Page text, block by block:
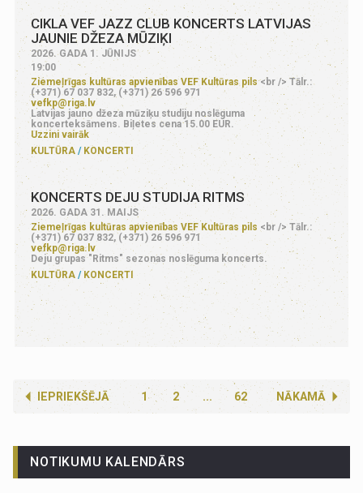
CIKLA VEF JAZZ CLUB KONCERTS LATVIJAS
JAUNIE DŽEZA MŪZIĶI
2026. GADA 1. JŪNIJS
19:00
Ziemeļrīgas kultūras apvienības VEF Kultūras pils<br /> Tālr.:
(+371) 67 037 832, (+371) 26 596 971
vefkp@riga.lv
Latvijas jauno džeza mūziķu studiju noslēguma
koncerteksāmens. Biļetes cena 15.00 EUR.
Uzzini vairāk
KULTŪRA
KONCERTI
KONCERTS DEJU STUDIJA RITMS
2026. GADA 31. MAIJS
Ziemeļrīgas kultūras apvienības VEF Kultūras pils <br /> Tālr.:
(+371) 67 037 832, (+371) 26 596 971
vefkp@riga.lv
Deju grupas "Ritms" sezonas noslēguma koncerts.
KULTŪRA
KONCERTI
IEPRIEKŠĒJĀ 1 2 NĀKAMĀ
... 62
NOTIKUMU KALENDĀRS